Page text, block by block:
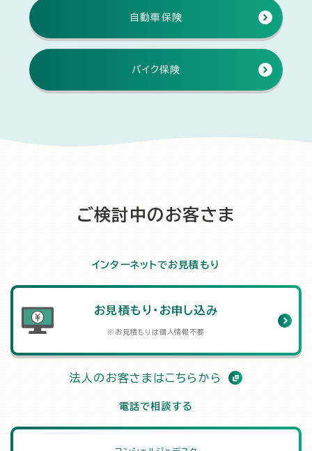
自動車保険
バイク保険
ご検討中のお客さま
インターネットでお見積もり
お見積もり・お申し込み
※お見積もりは個人情報不要
法人のお客さまはこちらから
電話で相談する